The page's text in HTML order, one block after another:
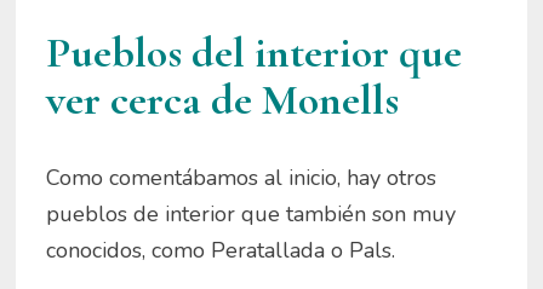
Pueblos del interior que
ver cerca de Monells
Como comentábamos al inicio, hay otros
pueblos de interior que también son muy
conocidos, como Peratallada o Pals.